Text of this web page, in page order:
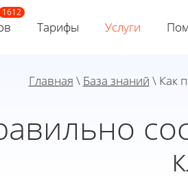
Тарифы Услуги
Главная \ База знаний \ Как